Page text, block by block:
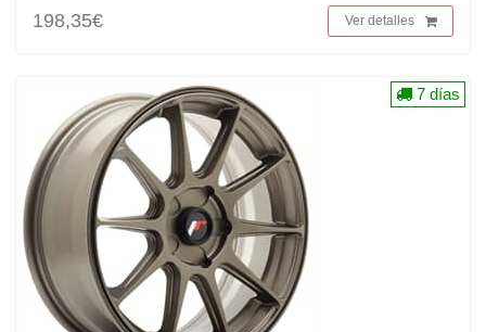
198,35€
Ver detalles
7 días